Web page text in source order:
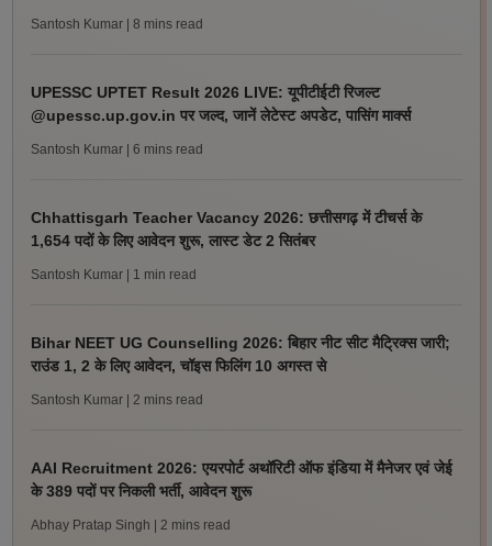
Santosh Kumar | 8 mins read
UPESSC UPTET Result 2026 LIVE: यूपीटीईटी रिजल्ट
@upessc.up.gov.in पर जल्द, जानें लेटेस्ट अपडेट, पासिंग मार्क्स
Santosh Kumar | 6 mins read
Chhattisgarh Teacher Vacancy 2026: छत्तीसगढ़ में टीचर्स के
1,654 पदों के लिए आवेदन शुरू, लास्ट डेट 2 सितंबर
Santosh Kumar | 1 min read
Bihar NEET UG Counselling 2026: बिहार नीट सीट मैट्रिक्स जारी;
राउंड 1, 2 के लिए आवेदन, चॉइस फिलिंग 10 अगस्त से
Santosh Kumar | 2 mins read
AAI Recruitment 2026: एयरपोर्ट अथॉरिटी ऑफ इंडिया में मैनेजर एवं जेई
के 389 पदों पर निकली भर्ती, आवेदन शुरू
Abhay Pratap Singh | 2 mins read